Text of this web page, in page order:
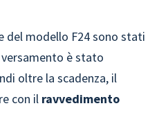
del modello F24 sono stati
è stato
oltre la scadenza, il
con il ravvedimento